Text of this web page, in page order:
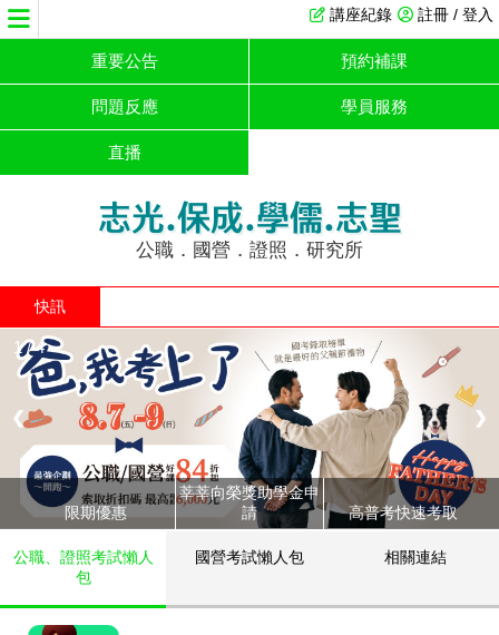
註冊 / 登入
講座紀錄
重要公告 預約補課
問題反應 學員服務
直播
志光.保成.學儒.志聖
公職．國營．證照．研究所
快訊
1 / 4
❮ ❯
限期優惠
莘莘向榮獎助學金申
請
高普考快速考取
公職、證照考試懶人
包
國營考試懶人包 相關連結